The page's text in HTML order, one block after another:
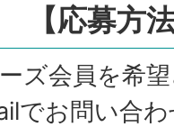
【応募方
ズ会員を希
でお問い合